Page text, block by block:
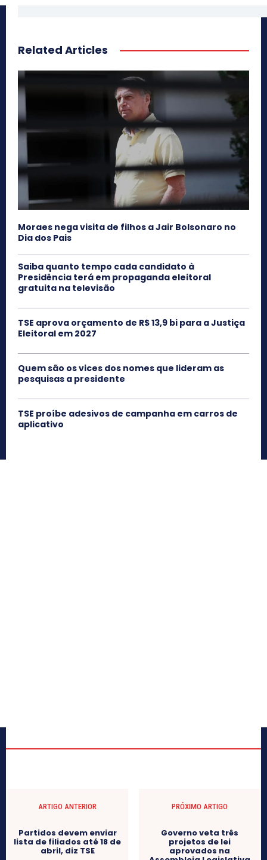
Related Articles
Moraes nega visita de filhos a Jair Bolsonaro no
Dia dos Pais
Saiba quanto tempo cada candidato à
Presidência terá em propaganda eleitoral
gratuita na televisão
TSE aprova orçamento de R$ 13,9 bi para a Justiça
Eleitoral em 2027
Quem são os vices dos nomes que lideram as
pesquisas a presidente
TSE proíbe adesivos de campanha em carros de
aplicativo
ARTIGO ANTERIOR
Partidos devem enviar
lista de filiados até 18 de
abril, diz TSE
PRÓXIMO ARTIGO
Governo veta três
projetos de lei
aprovados na